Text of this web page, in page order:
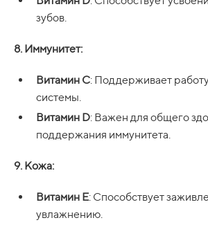
зубов.
8. Иммунитет:
Витамин C: Поддерживает
системы.
Витамин D: Важен для общего
поддержания иммунитета.
9. Кожа:
Витамин E: Способствует
увлажнению.